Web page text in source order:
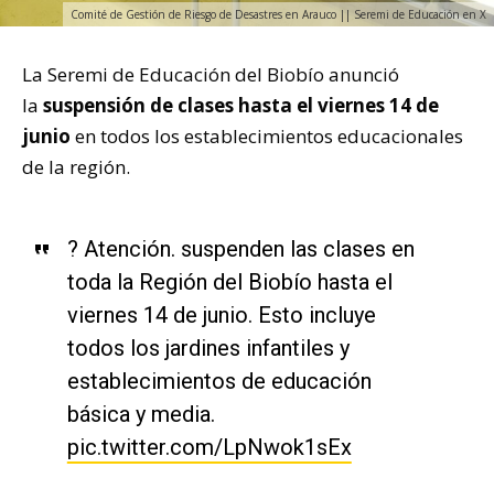
Comité de Gestión de Riesgo de Desastres en Arauco || Seremi de Educación en X
La Seremi de Educación del Biobío anunció
la suspensión de clases hasta el viernes 14 de
junio en todos los establecimientos educacionales
de la región.
? Atención. suspenden las clases en
toda la Región del Biobío hasta el
viernes 14 de junio. Esto incluye
todos los jardines infantiles y
establecimientos de educación
básica y media.
pic.twitter.com/LpNwok1sEx